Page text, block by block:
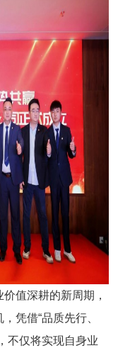
值深耕的新周期，
凭借“品质先行、
不仅将实现自身业